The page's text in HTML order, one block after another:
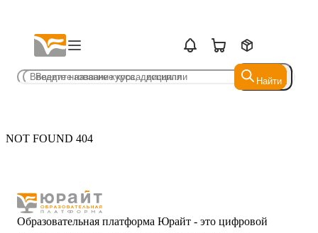
Найти
Найти
NOT FOUND 404
Образовательная платформа Юрайт - это цифровой